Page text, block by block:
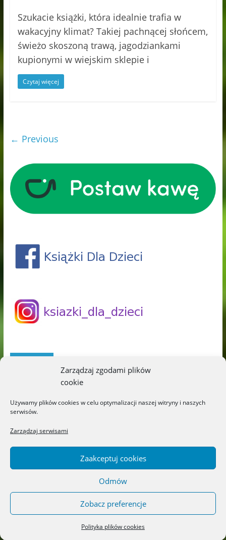
Zarządzaj zgodami plików
cookie
Używamy plików cookies w celu optymalizacji naszej witryny i naszych
serwisów.
Zarządzaj serwisami
Zaakceptuj cookies
Odmów
Zobacz preferencje
Polityka plików cookies
Szukacie książki, która idealnie trafia w
wakacyjny klimat? Takiej pachnącej słońcem,
świeżo skoszoną trawą, jagodziankami
kupionymi w wiejskim sklepie i
Czytaj więcej
← Previous